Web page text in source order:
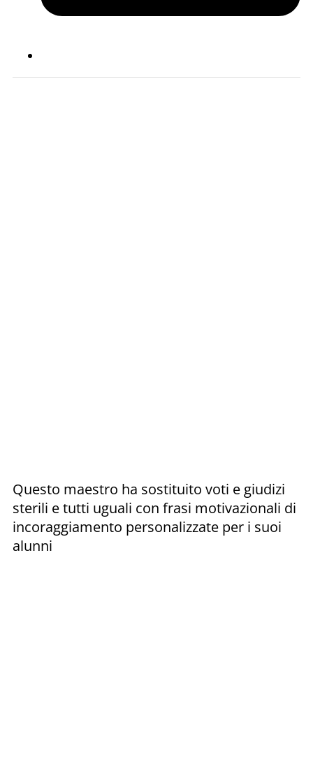
Questo maestro ha sostituito voti e giudizi
sterili e tutti uguali con frasi motivazionali di
incoraggiamento personalizzate per i suoi
alunni